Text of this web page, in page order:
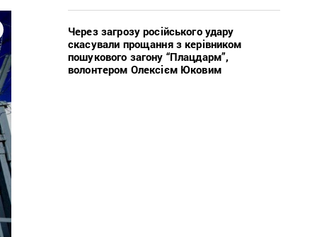
Через загрозу російського удару
скасували прощання з керівником
пошукового загону “Плацдарм”,
волонтером Олексієм Юковим